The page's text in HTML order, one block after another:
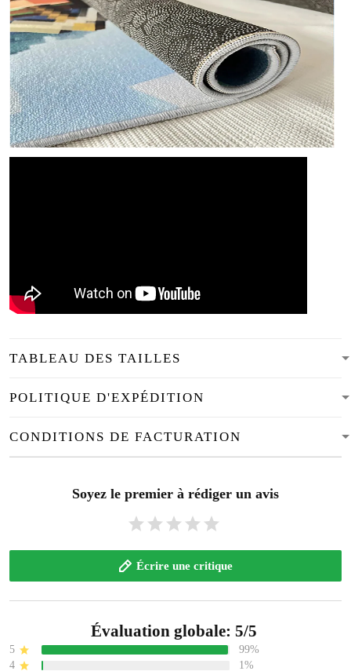
TABLEAU DES TAILLES
POLITIQUE D'EXPÉDITION
CONDITIONS DE FACTURATION
Soyez le premier à rédiger un avis
Écrire une critique
Évaluation globale: 5/5
5
99%
4
1%